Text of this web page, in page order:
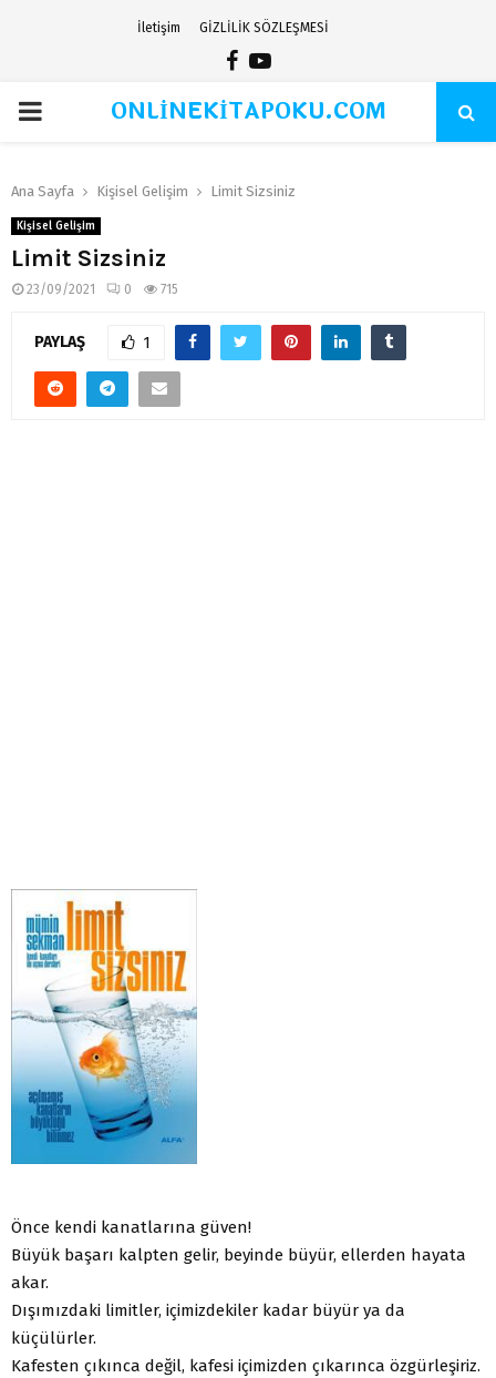
İletişim GİZLİLİK SÖZLEŞMESİ
Facebook
Youtube
PRIMARYONLİNEKİTAPOKU.COM
Ana Sayfa Kişisel Gelişim Limit Sizsiniz
Kişisel Gelişim
Limit Sizsiniz
23/09/2021 0 715
PAYLAŞ 1
Önce kendi kanatlarına güven!
Büyük başarı kalpten gelir, beyinde büyür, ellerden hayata
akar.
Dışımızdaki limitler, içimizdekiler kadar büyür ya da
küçülürler.
Kafesten çıkınca değil, kafesi içimizden çıkarınca özgürleşiriz.